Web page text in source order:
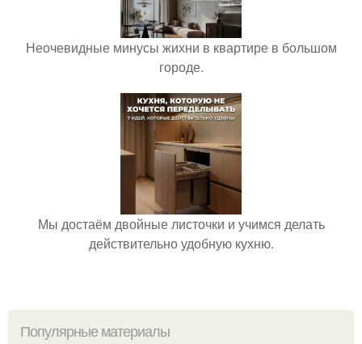
Неочевидные минусы жихни в квартире в большом
городе.
Мы достаём двойные листочки и учимся делать
действительно удобную кухню.
Популярные материалы